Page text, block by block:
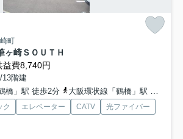
町
ヶ崎ＳＯＵＴＨ
益費8,740円
13階建
橋」駅 徒歩2分
大阪環状線「鶴橋」駅 徒歩5分
ク エレベーター CATV
光ファイバー